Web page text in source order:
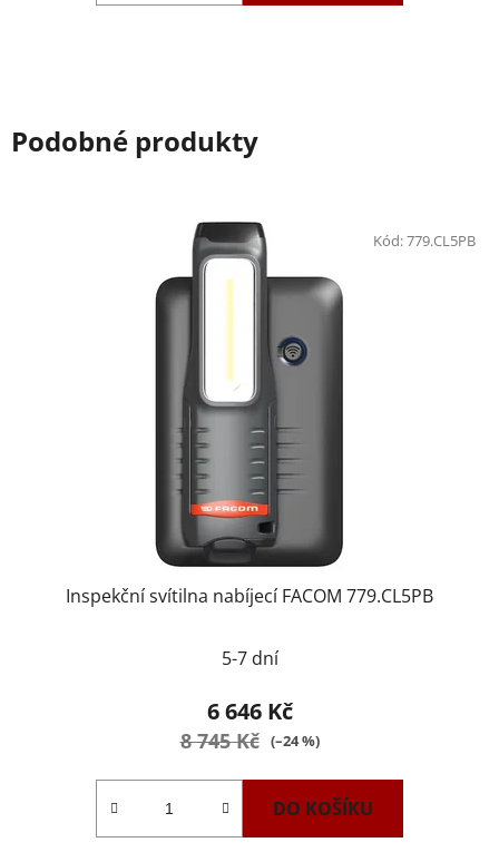
Podobné produkty
Inspekční svítilna nabíjecí FACOM 779.CL5PB
5-7 dní
6 646 Kč
8 745 Kč (–24 %)
DO KOŠÍKU
Kód:779.CL5PB